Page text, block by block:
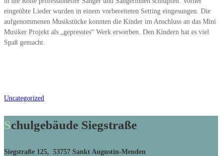
eingeübte Lieder wurden in einem vorbereiteten Setting eingesungen. Die
aufgenommenen Musikstücke konnten die Kinder im Anschluss an das Mini
Musiker Projekt als „gepresstes“ Werk erwerben. Den Kindern hat es viel
Spaß gemacht.
Uncategorized
Schulgebäude Siegstraße
Siegstraße 125, 53757 Sankt Augustin-Menden